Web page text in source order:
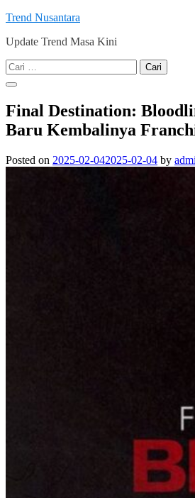
Skip
content
Trend Nusantara
Update Trend Masa Kini
Cari
untuk:
Final Destination:
Baru Kembalinya
Posted on 2025-02-042025-02-04 by